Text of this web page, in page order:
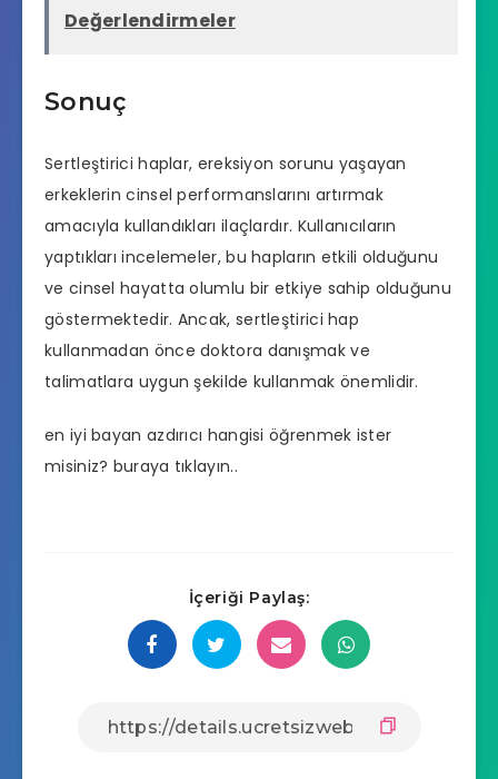
Değerlendirmeler
Sonuç
Sertleştirici haplar, ereksiyon sorunu yaşayan
erkeklerin cinsel performanslarını artırmak
amacıyla kullandıkları ilaçlardır. Kullanıcıların
yaptıkları incelemeler, bu hapların etkili olduğunu
ve cinsel hayatta olumlu bir etkiye sahip olduğunu
göstermektedir. Ancak, sertleştirici hap
kullanmadan önce doktora danışmak ve
talimatlara uygun şekilde kullanmak önemlidir.
en iyi bayan azdırıcı hangisi öğrenmek ister
misiniz? buraya tıklayın..
İçeriği Paylaş: